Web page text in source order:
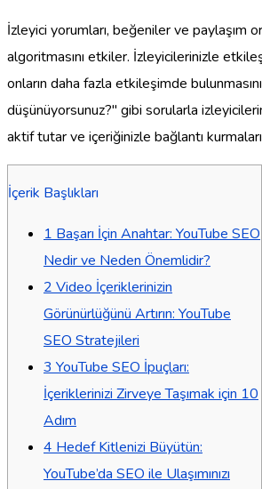
İzleyici yorumları, beğeniler ve paylaşım
algoritmasını etkiler. İzleyicilerinizle
onların daha fazla etkileşimde
düşünüyorsunuz?" gibi sorularla
aktif tutar ve içeriğinizle bağlantı
İçerik Başlıkları
1 Başarı İçin Anahtar: YouTube SEO
Nedir ve Neden Önemlidir?
2 Video İçeriklerinizin
Görünürlüğünü Artırın: YouTube
SEO Stratejileri
3 YouTube SEO İpuçları:
İçeriklerinizi Zirveye Taşımak için 10
Adım
4 Hedef Kitlenizi Büyütün:
YouTube’da SEO ile Ulaşımınızı